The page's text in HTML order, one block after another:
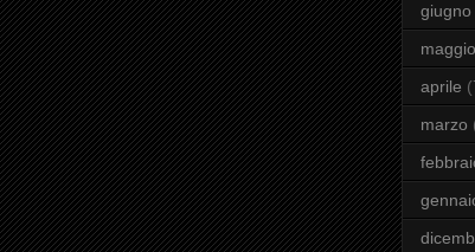
giugno
maggio
aprile
marzo